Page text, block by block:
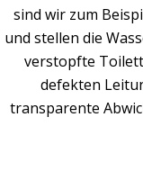
sind wir zum
und stellen die
verstopfte
defekten
transparente